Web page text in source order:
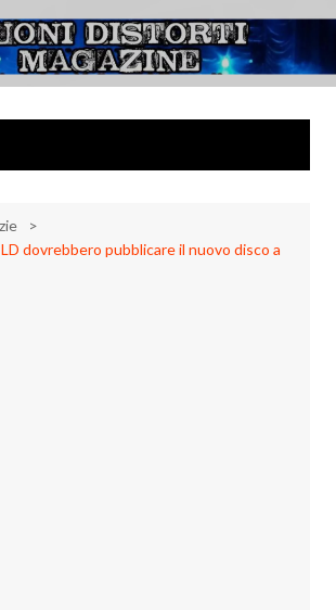
Suoni Distorti
Magazine
e varie sonorità alternative
dovrebbero pubblicare il nuovo disco a